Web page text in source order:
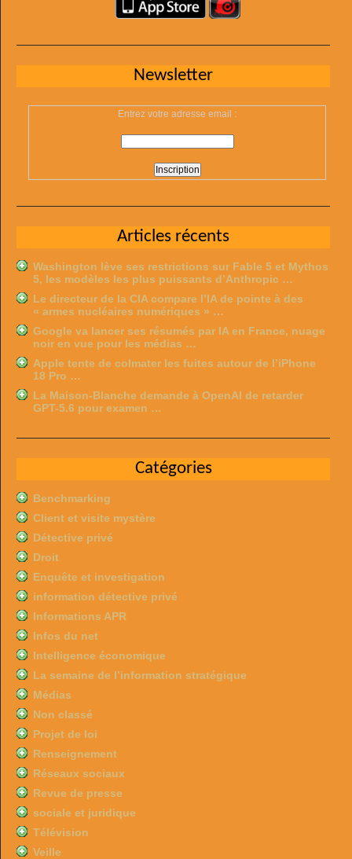
Newsletter
Entrez votre adresse email :
Articles récents
Washington lève ses restrictions sur Fable 5 et Mythos
5, les modèles les plus puissants d’Anthropic …
Le directeur de la CIA compare l’IA de pointe à des
« armes nucléaires numériques » …
Google va lancer ses résumés par IA en France, nuage
noir en vue pour les médias …
Apple tente de colmater les fuites autour de l’iPhone
18 Pro …
La Maison-Blanche demande à OpenAI de retarder
GPT-5.6 pour examen …
Catégories
Benchmarking
Client et visite mystère
Détective privé
Droit
Enquête et investigation
information détective privé
Informations APR
Infos du net
Intelligence économique
La semaine de l’information stratégique
Médias
Non classé
Projet de loi
Renseignement
Réseaux sociaux
Revue de presse
sociale et juridique
Télévision
Veille